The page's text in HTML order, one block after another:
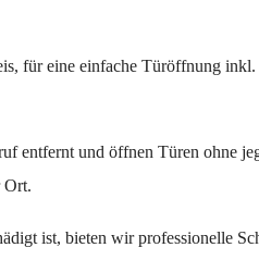
für eine einfache Türöffnung
entfernt und öffnen Türen ohne
Ort.
ist, bieten wir professionelle